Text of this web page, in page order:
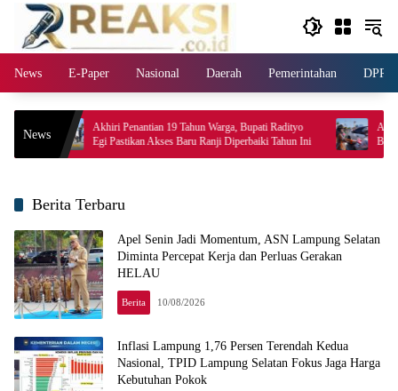
Langsung
konten
News E-Paper Nasional Daerah Pemerintahan DPR
News
Penantian 19 Tahun Warga, Bupati Radityo
Pastikan Akses Baru Ranji Diperbaiki Tahun Ini
Ajak Kobarkan Semangat
Bagikan 10 Ribu Bendera
Berita Terbaru
Apel Senin Jadi Momentum, ASN Lampung Selatan
Diminta Percepat Kerja dan Perluas Gerakan
HELAU
Berita 10/08/2026
Inflasi Lampung 1,76 Persen Terendah Kedua
Nasional, TPID Lampung Selatan Fokus Jaga Harga
Kebutuhan Pokok